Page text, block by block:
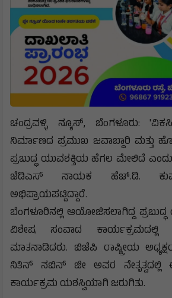
ಚಂದ್ರವಳ್ಳಿ ನ್ಯೂಸ್, ಬೆಂಗಳೂರು:
ನಿರ್ಮಾಣದ ಪ್ರಮುಖ ಜವಾಬ್ದಾರಿ ಮತ್ತು
ಪ್ರಬುದ್ಧ ಯುವಶಕ್ತಿಯ ಹೆಗಲ ಮೇಲಿದೆ
ಜೆಡಿಎಸ್ ನಾಯಕ ಹೆಚ್.ಡಿ.
ಅಭಿಪ್ರಾಯಪಟ್ಟಿದ್ದಾರೆ.
​ಬೆಂಗಳೂರಿನಲ್ಲಿ ಆಯೋಜಿಸಲಾಗಿದ್ದ
ವಿಶೇಷ ಸಂವಾದ ಕಾರ್ಯಕ್ರಮದಲ್ಲಿ
ಮಾತನಾಡಿದರು. ಬಿಜೆಪಿ ರಾಷ್ಟ್ರೀಯ
ನಿತಿನ್ ನಬಿನ್ ಜೀ ಅವರ ನೇತೃತ್ವದಲ್ಲಿ
ಕಾರ್ಯಕ್ರಮ ಯಶಸ್ವಿಯಾಗಿ ಜರುಗಿತು.